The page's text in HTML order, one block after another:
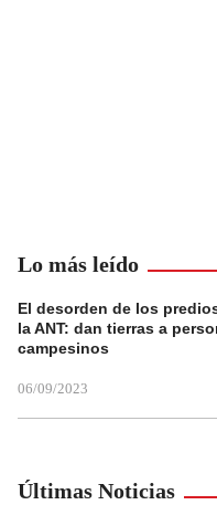
Lo más leído
El desorden de los
la ANT: dan tierras a
campesinos
06/09/2023
Últimas Noticias